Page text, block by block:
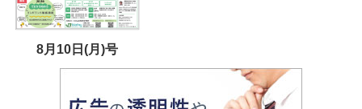
8月10日(月)号